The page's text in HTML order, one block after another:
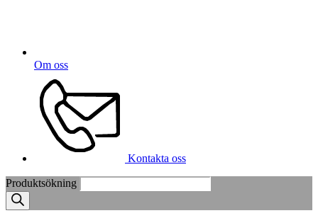
Om oss
Kontakta oss
Produktsökning